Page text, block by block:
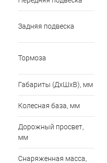
Задняя подвеска
Тормоза
Габариты (ДхШхВ), мм
Колесная база, мм
Дорожный просвет,
мм
Снаряженная масса,